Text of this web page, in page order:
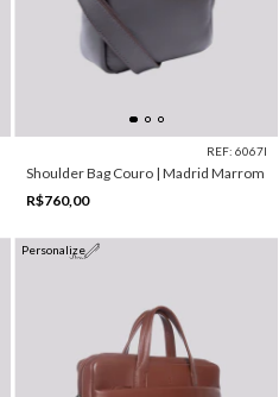
REF: 6067I
Shoulder Bag Couro | Madrid Marrom
R$760,00
Personalize